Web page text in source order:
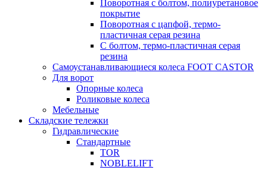
Поворотная с болтом, полиуретановое
покрытие
Поворотная с цапфой, термо-
пластичная серая резина
С болтом, термо-пластичная серая
резина
Самоустанавливающиеся колеса FOOT CASTOR
Для ворот
Опорные колеса
Роликовые колеса
Мебельные
Складские тележки
Гидравлические
Стандартные
TOR
NOBLELIFT